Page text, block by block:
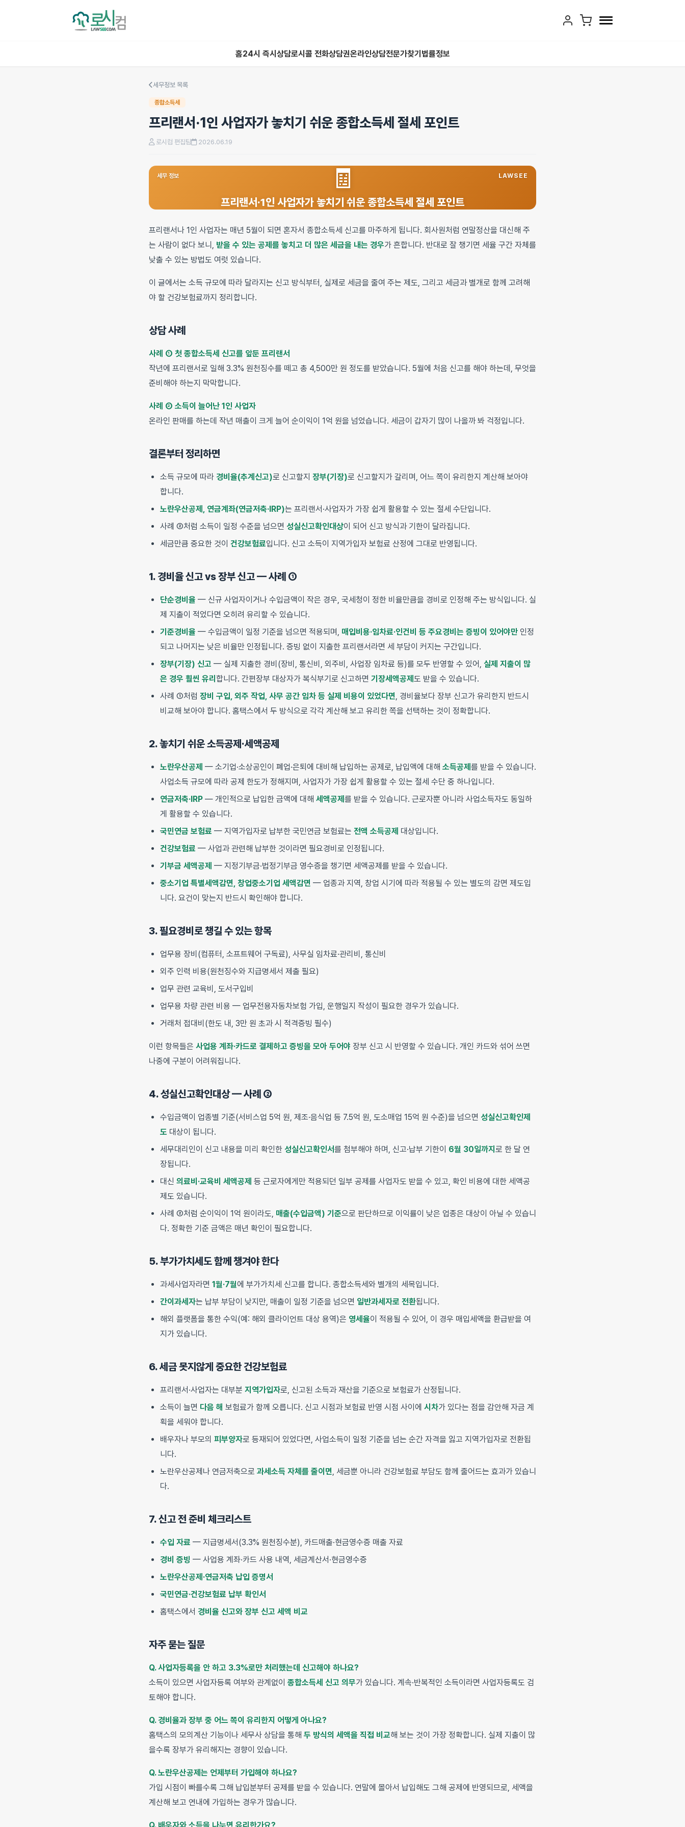
홈24시 즉시상담로시콜 전화상담권온라인상담전문가찾기 법률정보
세무정보 목록
종합소득세
프리랜서·1인 사업자가 놓치기 쉬운 종합소득세 절세 포인트
로시컴 편집팀 2026.06.19
세무 정보 🧾
프리랜서·1인 사업자가 놓치기 쉬운 종합소득세 절세 포인트
LAWSEE
프리랜서나 1인 사업자는 매년 5월이 되면 혼자서 종합소득세 신고를 마주하게 됩니다. 회사원처럼 연말정산을 대신해 주
는 사람이 없다 보니, 받을 수 있는 공제를 놓치고 더 많은 세금을 내는 경우가 흔합니다. 반대로 잘 챙기면 세율 구간 자체를
낮출 수 있는 방법도 여럿 있습니다.
이 글에서는 소득 규모에 따라 달라지는 신고 방식부터, 실제로 세금을 줄여 주는 제도, 그리고 세금과 별개로 함께 고려해
야 할 건강보험료까지 정리합니다.
상담 사례
사례 ① 첫 종합소득세 신고를 앞둔 프리랜서
작년에 프리랜서로 일해 3.3% 원천징수를 떼고 총 4,500만 원 정도를 받았습니다. 5월에 처음 신고를 해야 하는데, 무엇을
준비해야 하는지 막막합니다.
사례 ② 소득이 늘어난 1인 사업자
온라인 판매를 하는데 작년 매출이 크게 늘어 순이익이 1억 원을 넘었습니다. 세금이 갑자기 많이 나올까 봐 걱정입니다.
결론부터 정리하면
소득 규모에 따라 경비율(추계신고)로 신고할지 장부(기장)로 신고할지가 갈리며, 어느 쪽이 유리한지 계산해 보아야
합니다.
노란우산공제, 연금계좌(연금저축·IRP)는 프리랜서·사업자가 가장 쉽게 활용할 수 있는 절세 수단입니다.
사례 ②처럼 소득이 일정 수준을 넘으면 성실신고확인대상이 되어 신고 방식과 기한이 달라집니다.
세금만큼 중요한 것이 건강보험료입니다. 신고 소득이 지역가입자 보험료 산정에 그대로 반영됩니다.
1. 경비율 신고 vs 장부 신고 — 사례 ①
단순경비율 — 신규 사업자이거나 수입금액이 작은 경우, 국세청이 정한 비율만큼을 경비로 인정해 주는 방식입니다. 실
제 지출이 적었다면 오히려 유리할 수 있습니다.
기준경비율 — 수입금액이 일정 기준을 넘으면 적용되며, 매입비용·임차료·인건비 등 주요경비는 증빙이 있어야만 인정
되고 나머지는 낮은 비율만 인정됩니다. 증빙 없이 지출한 프리랜서라면 세 부담이 커지는 구간입니다.
장부(기장) 신고 — 실제 지출한 경비(장비, 통신비, 외주비, 사업장 임차료 등)를 모두 반영할 수 있어, 실제 지출이 많
은 경우 훨씬 유리 합니다. 간편장부 대상자가 복식부기로 신고하면 기장세액공제 도 받을 수 있습니다.
사례 ①처럼 장비 구입, 외주 작업, 사무 공간 임차 등 실제 비용이 있었다면, 경비율보다 장부 신고가 유리한지 반드시
비교해 보아야 합니다. 홈택스에서 두 방식으로 각각 계산해 보고 유리한 쪽을 선택하는 것이 정확합니다.
2. 놓치기 쉬운 소득공제·세액공제
노란우산공제 — 소기업·소상공인이 폐업·은퇴에 대비해 납입하는 공제로, 납입액에 대해 소득공제 를 받을 수 있습니다.
사업소득 규모에 따라 공제 한도가 정해지며, 사업자가 가장 쉽게 활용할 수 있는 절세 수단 중 하나입니다.
연금저축·IRP — 개인적으로 납입한 금액에 대해 세액공제 를 받을 수 있습니다. 근로자뿐 아니라 사업소득자도 동일하
게 활용할 수 있습니다.
국민연금 보험료 — 지역가입자로 납부한 국민연금 보험료는 전액 소득공제 대상입니다.
건강보험료 — 사업과 관련해 납부한 것이라면 필요경비로 인정됩니다.
기부금 세액공제 — 지정기부금·법정기부금 영수증을 챙기면 세액공제를 받을 수 있습니다.
중소기업 특별세액감면, 창업중소기업 세액감면 — 업종과 지역, 창업 시기에 따라 적용될 수 있는 별도의 감면 제도입
니다. 요건이 맞는지 반드시 확인해야 합니다.
3. 필요경비로 챙길 수 있는 항목
업무용 장비(컴퓨터, 소프트웨어 구독료), 사무실 임차료·관리비, 통신비
외주 인력 비용(원천징수와 지급명세서 제출 필요)
업무 관련 교육비, 도서구입비
업무용 차량 관련 비용 — 업무전용자동차보험 가입, 운행일지 작성이 필요한 경우가 있습니다.
거래처 접대비(한도 내, 3만 원 초과 시 적격증빙 필수)
이런 항목들은 사업용 계좌·카드로 결제하고 증빙을 모아 두어야 장부 신고 시 반영할 수 있습니다. 개인 카드와 섞어 쓰면
나중에 구분이 어려워집니다.
4. 성실신고확인대상 — 사례 ②
수입금액이 업종별 기준(서비스업 5억 원, 제조·음식업 등 7.5억 원, 도소매업 15억 원 수준)을 넘으면 성실신고확인제
도 대상이 됩니다.
세무대리인이 신고 내용을 미리 확인한 성실신고확인서를 첨부해야 하며, 신고·납부 기한이 6월 30일까지 로 한 달 연
장됩니다.
대신 의료비·교육비 세액공제 등 근로자에게만 적용되던 일부 공제를 사업자도 받을 수 있고, 확인 비용에 대한 세액공
제도 있습니다.
사례 ②처럼 순이익이 1억 원이라도, 매출(수입금액) 기준으로 판단하므로 이익률이 낮은 업종은 대상이 아닐 수 있습니
다. 정확한 기준 금액은 매년 확인이 필요합니다.
5. 부가가치세도 함께 챙겨야 한다
과세사업자라면 1월·7월에 부가가치세 신고를 합니다. 종합소득세와 별개의 세목입니다.
간이과세자는 납부 부담이 낮지만, 매출이 일정 기준을 넘으면 일반과세자로 전환됩니다.
해외 플랫폼을 통한 수익(예: 해외 클라이언트 대상 용역)은 영세율이 적용될 수 있어, 이 경우 매입세액을 환급받을 여
지가 있습니다.
6. 세금 못지않게 중요한 건강보험료
프리랜서·사업자는 대부분 지역가입자로, 신고된 소득과 재산을 기준으로 보험료가 산정됩니다.
소득이 늘면 다음 해 보험료가 함께 오릅니다. 신고 시점과 보험료 반영 시점 사이에 시차가 있다는 점을 감안해 자금 계
획을 세워야 합니다.
배우자나 부모의 피부양자로 등재되어 있었다면, 사업소득이 일정 기준을 넘는 순간 자격을 잃고 지역가입자로 전환됩
니다.
노란우산공제나 연금저축으로 과세소득 자체를 줄이면, 세금뿐 아니라 건강보험료 부담도 함께 줄어드는 효과가 있습니
다.
7. 신고 전 준비 체크리스트
수입 자료 — 지급명세서(3.3% 원천징수분), 카드매출·현금영수증 매출 자료
경비 증빙 — 사업용 계좌·카드 사용 내역, 세금계산서·현금영수증
노란우산공제·연금저축 납입 증명서
국민연금·건강보험료 납부 확인서
홈택스에서 경비율 신고와 장부 신고 세액 비교
자주 묻는 질문
Q. 사업자등록을 안 하고 3.3%로만 처리했는데 신고해야 하나요?
소득이 있으면 사업자등록 여부와 관계없이 종합소득세 신고 의무가 있습니다. 계속·반복적인 소득이라면 사업자등록도 검
토해야 합니다.
Q. 경비율과 장부 중 어느 쪽이 유리한지 어떻게 아나요?
홈택스의 모의계산 기능이나 세무사 상담을 통해 두 방식의 세액을 직접 비교해 보는 것이 가장 정확합니다. 실제 지출이 많
을수록 장부가 유리해지는 경향이 있습니다.
Q. 노란우산공제는 언제부터 가입해야 하나요?
가입 시점이 빠를수록 그해 납입분부터 공제를 받을 수 있습니다. 연말에 몰아서 납입해도 그해 공제에 반영되므로, 세액을
계산해 보고 연내에 가입하는 경우가 많습니다.